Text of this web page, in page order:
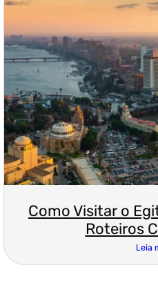
Como Visitar o
Roteiros
Leia